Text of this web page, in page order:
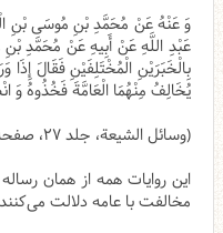
وَ عَنْهُ عَنْ مُحَمَّدِ بْنِ مُوسَى بْنِ
عَبْدِ اللَّهِ عَنْ أَبِيهِ عَنْ مُحَمَّدِ
بِالْخَبَرَيْنِ الْمُخْتَلِفَيْنِ فَقَالَ إِذَا
يُخَالِفُ مِنْهُمَا الْعَامَّةَ فَخُذُوهُ وَ
(وسائل الشیعة، جلد ۲۷، صفحه ۱۱۸)
این روایات همه از همان
مخالفت با عامه دلالت